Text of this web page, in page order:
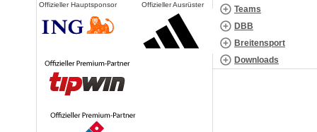
Offizieller Hauptsponsor Offizieller Ausrüster
Teams
DBB
Breitensport
Downloads